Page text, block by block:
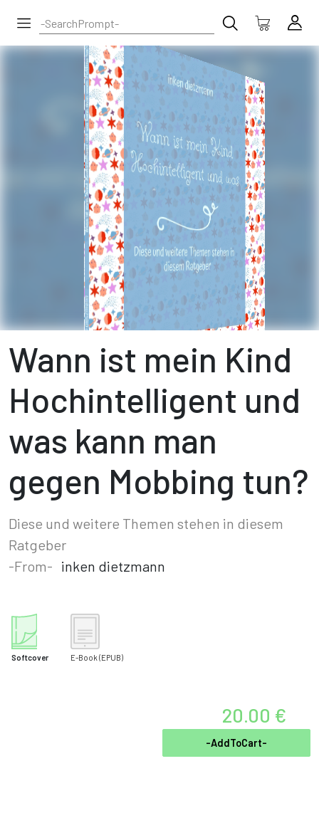
Wann ist mein Kind
Hochintelligent und
was kann man
gegen Mobbing tun?
Diese und weitere Themen stehen in diesem
Ratgeber
-From- inken dietzmann
Softcover E-Book (EPUB)
20.00 €
-AddToCart-